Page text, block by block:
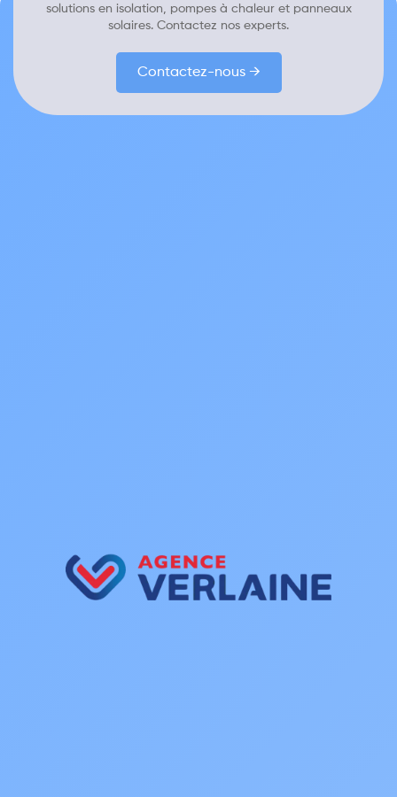
solutions en isolation, pompes à chaleur et panneaux
solaires. Contactez nos experts.
Contactez-nous →